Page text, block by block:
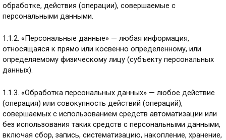
обработке, действия (операции), совершаемые с
персональными данными.
1.1.2. «Персональные данные» — любая информация,
относящаяся к прямо или косвенно определенному, или
определяемому физическому лицу (субъекту персональных
данных).
1.1.3. «Обработка персональных данных» — любое действие
(операция) или совокупность действий (операций),
совершаемых с использованием средств автоматизации или
без использования таких средств с персональными данными,
включая сбор, запись, систематизацию, накопление, хранение,